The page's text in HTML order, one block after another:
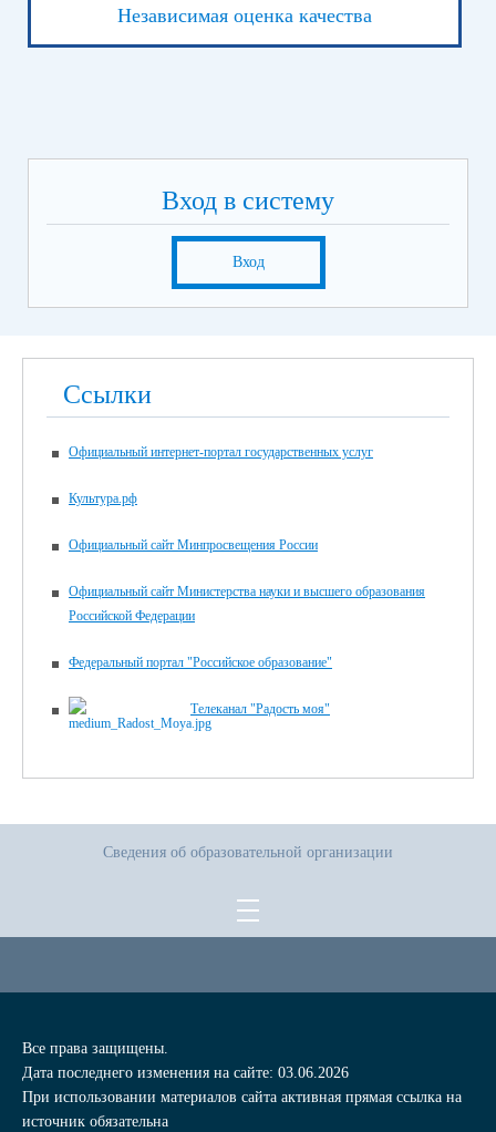
Независимая оценка качества
Вход в систему
Вход
Ссылки
Официальный интернет-портал государственных услуг
Культура.рф
Официальный сайт Минпросвещения России
Официальный сайт Министерства науки и высшего образования
Российской Федерации
Федеральный портал "Российское образование"
Телеканал "Радость моя"
Сведения об образовательной организации
Все права защищены.
Дата последнего изменения на сайте: 03.06.2026
При использовании материалов сайта активная прямая ссылка на
источник обязательна